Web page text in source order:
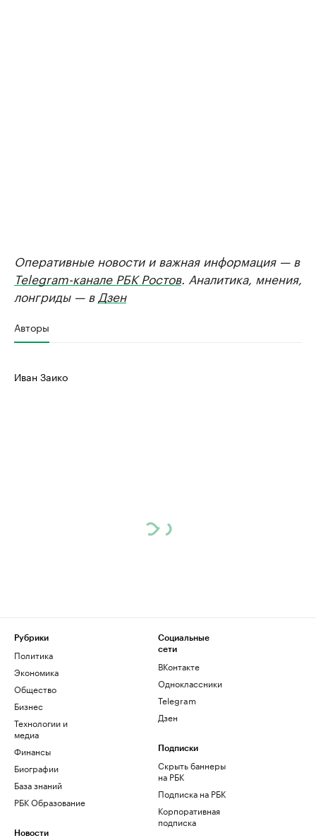
Оперативные новости и важная информация — в
Telegram-канале РБК Ростов. Аналитика, мнения,
лонгриды — в Дзен
Авторы
Иван Заико
Рубрики
Политика
Экономика
Общество
Бизнес
Технологии и
медиа
Финансы
Биографии
База знаний
РБК Образование
Новости
Социальные
сети
ВКонтакте
Одноклассники
Telegram
Дзен
Подписки
Скрыть баннеры
на РБК
Подписка на РБК
Корпоративная
подписка